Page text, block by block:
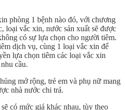
phòng 1 bệnh nào đó, với chương
loại vắc xin, nước sản xuất sẽ được
có sự lựa chọn cho người tiêm.
dịch vụ, cùng 1 loại vắc xin để
lựa chọn tiêm các loại vắc xin
cầu.
mở rộng, trẻ em và phụ nữ mang
nhà nước chi trả.
có mức giá khác nhau, tùy theo